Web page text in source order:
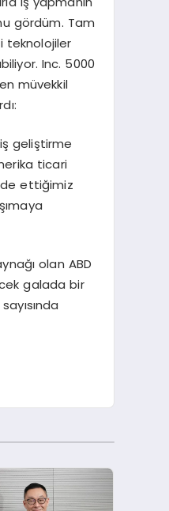
gördüm. Tam
teknolojiler
Inc. 5000
müvekkil
geliştirme
ticari
ettiğimiz
olan ABD
galada bir